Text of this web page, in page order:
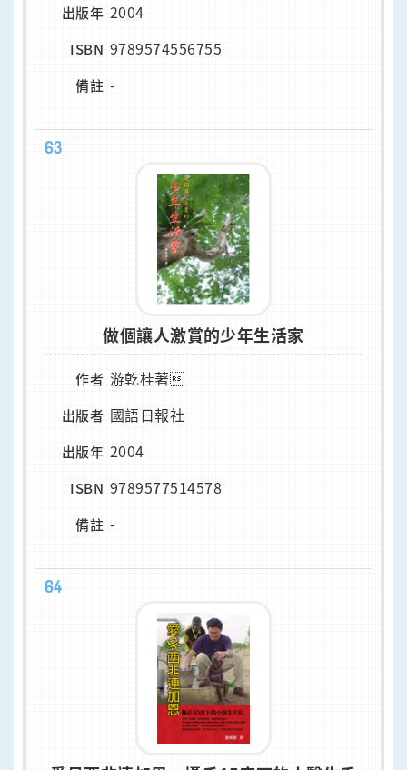
出版年 2004
ISBN 9789574556755
備註 -
63
做個讓人激賞的少年生活家
作者 游乾桂著
出版者 國語日報社
出版年 2004
ISBN 9789577514578
備註 -
64